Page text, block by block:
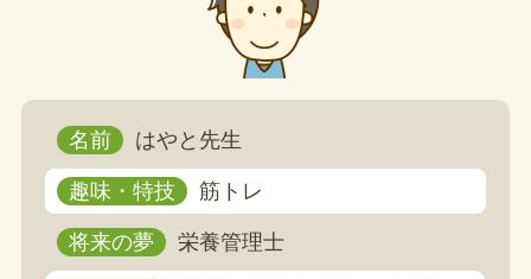
名前 はやと先生
趣味・特技 筋トレ
将来の夢 栄養管理士